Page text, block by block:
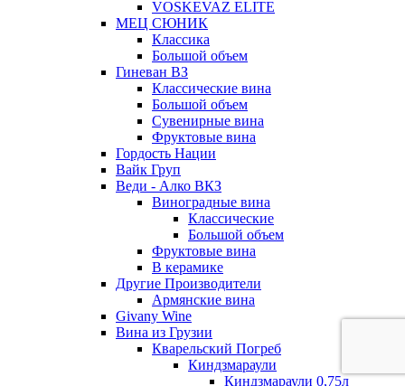
VOSKEVAZ ELITE
МЕЦ СЮНИК
Классика
Большой объем
Гиневан ВЗ
Классические вина
Большой объем
Сувенирные вина
Фруктовые вина
Гордость Нации
Вайк Груп
Веди - Алко ВКЗ
Виноградные вина
Классические
Большой объем
Фруктовые вина
В керамике
Другие Производители
Армянские вина
Givany Wine
Вина из Грузии
Кварельский Погреб
Киндзмараули
Киндзмараули 0,75л